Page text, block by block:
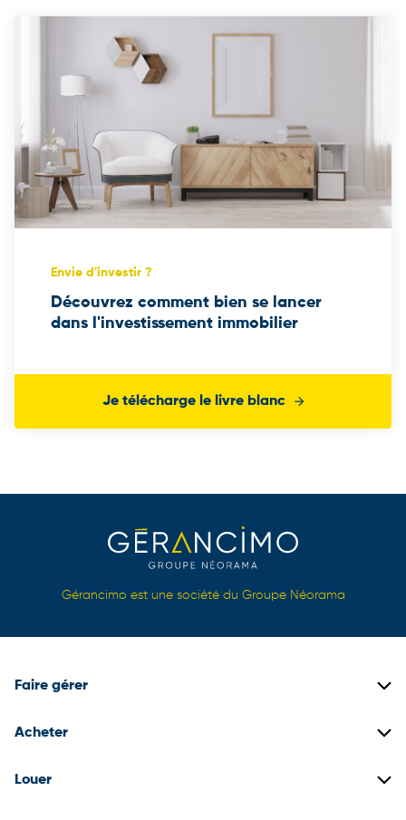
Envie d'investir ?
Découvrez comment bien se lancer
dans l'investissement immobilier
Je télécharge le livre blanc
Gérancimo est une société du Groupe Néorama
Faire gérer
Acheter
Louer